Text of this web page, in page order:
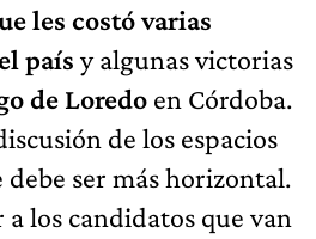
les costó varias
país y algunas victorias
de Loredo en Córdoba.
de los espacios
ser más horizontal.
los candidatos que van